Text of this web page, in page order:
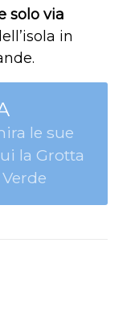
solo via
in
le sue
la Grotta